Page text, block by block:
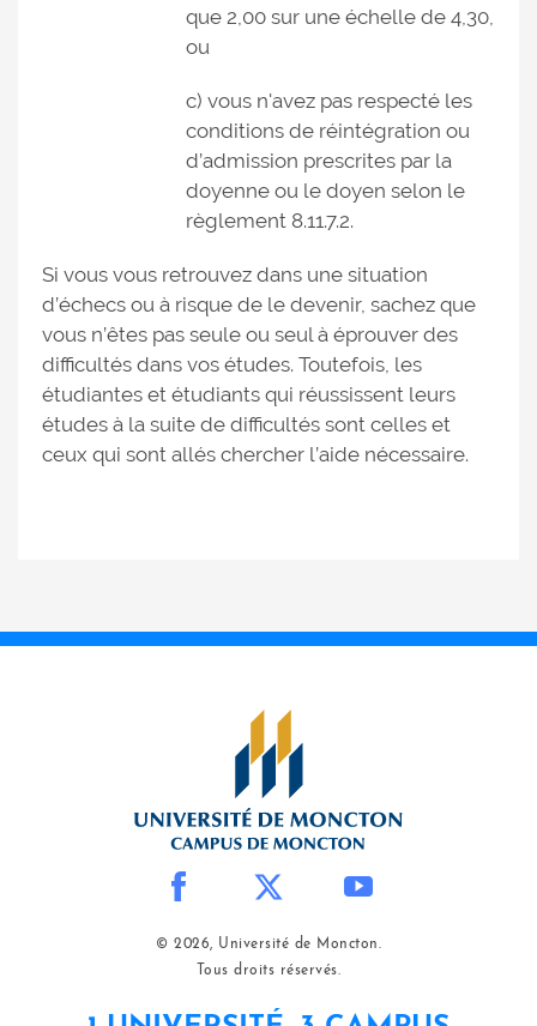
que 2,00 sur une échelle de 4,30,
ou
c) vous n'avez pas respecté les
conditions de réintégration ou
d’admission prescrites par la
doyenne ou le doyen selon le
règlement 8.11.7.2.
Si vous vous retrouvez dans une situation
d’échecs ou à risque de le devenir, sachez que
vous n’êtes pas seule ou seul à éprouver des
difficultés dans vos études. Toutefois, les
étudiantes et étudiants qui réussissent leurs
études à la suite de difficultés sont celles et
ceux qui sont allés chercher l’aide nécessaire.
© 2026, Université de Moncton.
Tous droits réservés.